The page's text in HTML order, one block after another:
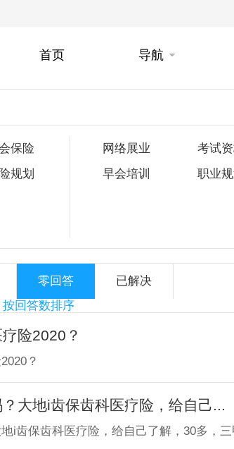
首页 导航
保险
规划
网络展业
考试
早会培训
职业规
零回答
已解决
按回答数排序
险2020？
？
大地i齿保齿科医疗险，给自己...
i齿保齿科医疗险，给自己了解，30多，